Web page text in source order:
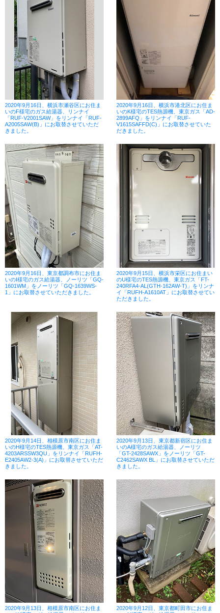
2020年9月16日、横浜市瀬谷区にお住ま
いのF様宅のガス給湯器、リンナイ
「RUF-V2001SAW」をリンナイ「RUF-
A2005SAW(B)」にお取替させていただ
きました。
2020年9月16日、横浜市港北区にお住ま
いのK様宅のTES熱源機、東京ガス「AD-
2899AFQ」をリンナイ「RUF-
V1615SAFFD(C)」にお取替させていた
だきました。
2020年9月16日、東京都調布市にお住ま
いのI様宅のガス給湯器、ノーリツ「GQ-
1601WM」をノーリツ「GQ-1639WS-
1」にお取替させていただきました。
2020年9月15日、横浜市栄区にお住まい
のU様宅のTES熱源機、東京ガス「FT-
240RFA4-AL(GTH-162AW-T)」をリンナ
イ「RUFH-A1610AT」にお取替させてい
ただきました。
2020年9月14日、相模原市南区にお住ま
いのH様宅のTES熱源機、東京ガス「AT-
4203ARSSW3QU」をリンナイ「RUFH-
E2405AW2-3(A)」にお取替させていただ
きました。
2020年9月13日、東京都新宿区にお住ま
いのA様宅のガス給湯器、ノーリツ
「GT-2428SAWX」をノーリツ「GT-
C2462SAWX BL」にお取替させていただ
きました。
2020年9月13日、相模原市南区にお住ま
2020年9月12日、東京都町田市にお住ま